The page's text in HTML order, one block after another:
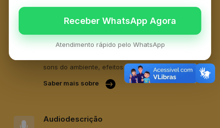
Indica, em palavras, todas as informações sonoras
sons do ambiente, efeitos e até músicas.
Saber mais sobre
Audiodescrição
Atendimento rápido pelo WhatsApp